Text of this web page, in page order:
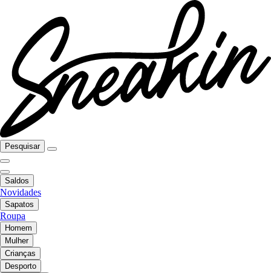
Pesquisar
Saldos
Novidades
Sapatos
Roupa
Homem
Mulher
Crianças
Desporto